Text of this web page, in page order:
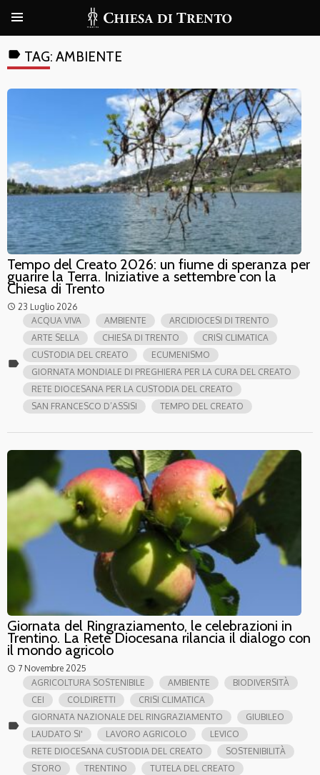
label TAG: AMBIENTE
Tempo del Creato 2026: un fiume di speranza per
guarire la Terra. Iniziative a settembre con la
Chiesa di Trento
access_time 23 Luglio 2026
label
ACQUA VIVA AMBIENTE
ARCIDIOCESI DI TRENTO
ARTE SELLA
CHIESA DI TRENTO
CRISI CLIMATICA
CUSTODIA DEL CREATO
ECUMENISMO
GIORNATA MONDIALE DI PREGHIERA PER LA CURA DEL CREATO
RETE DIOCESANA PER LA CUSTODIA DEL CREATO
SAN FRANCESCO D’ASSISI
TEMPO DEL CREATO
Giornata del Ringraziamento, le celebrazioni in
Trentino. La Rete Diocesana rilancia il dialogo con
il mondo agricolo
access_time 7 Novembre 2025
label
AGRICOLTURA SOSTENIBILE AMBIENTE
BIODIVERSITÀ
CEI
COLDIRETTI
CRISI CLIMATICA
GIORNATA NAZIONALE DEL RINGRAZIAMENTO
GIUBILEO
LAUDATO SI'
LAVORO AGRICOLO
LEVICO
RETE DIOCESANA CUSTODIA DEL CREATO
SOSTENIBILITÀ
STORO
TRENTINO TUTELA DEL CREATO